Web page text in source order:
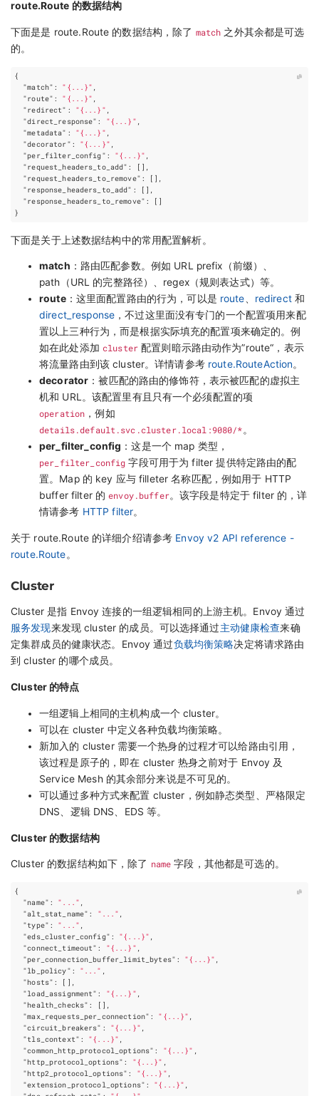
route.Route 的数据结构
下面是是 route.Route 的数据结构，除了 match 之外其余都是可选
的。
{
"match" : "{...}" ,
"route" : "{...}" ,
"redirect" : "{...}" ,
"direct_response" : "{...}" ,
"metadata" : "{...}" ,
"decorator" : "{...}" ,
"per_filter_config" : "{...}" ,
"request_headers_to_add" :
[],
"request_headers_to_remove" :
[],
"response_headers_to_add" :
[],
"response_headers_to_remove" :
[]
}
下面是关于上述数据结构中的常用配置解析。
match ：路由匹配参数。例如 URL prefix（前缀）、
path（URL 的完整路径）、regex（规则表达式）等。
route：这里面配置路由的行为，可以是 route、 redirect和
direct_response ，不过这里面没有专门的一个配置项用来配
置以上三种行为，而是根据实际填充的配置项来确定的。例
如在此处添加 cluster配置则暗示路由动作为”route“，表示
将流量路由到该 cluster。详情请参考 route.RouteAction。
decorator ：被匹配的路由的修饰符，表示被匹配的虚拟主
机和 URL。该配置里有且只有一个必须配置的项
operation ，例如
details.default.svc.cluster.local:9080/*。
per_filter_config ：这是一个 map 类型，
per_filter_config 字段可用于为 filter 提供特定路由的配
置。Map 的 key 应与 filleter 名称匹配，例如用于 HTTP
buffer filter 的envoy.buffer。该字段是特定于 filter 的，详
情请参考 HTTP filter。
关于 route.Route 的详细介绍请参考 Envoy v2 API reference -
route.Route。
Cluster
Cluster 是指 Envoy 连接的一组逻辑相同的上游主机。Envoy 通过
服务发现来发现 cluster 的成员。可以选择通过主动健康检查来确
定集群成员的健康状态。Envoy 通过负载均衡策略决定将请求路由
到 cluster 的哪个成员。
Cluster 的特点
一组逻辑上相同的主机构成一个 cluster。
可以在 cluster 中定义各种负载均衡策略。
新加入的 cluster 需要一个热身的过程才可以给路由引用，
该过程是原子的，即在 cluster 热身之前对于 Envoy 及
Service Mesh 的其余部分来说是不可见的。
可以通过多种方式来配置 cluster，例如静态类型、严格限定
DNS、逻辑 DNS、EDS 等。
Cluster 的数据结构
Cluster 的数据结构如下，除了 name 字段，其他都是可选的。
{
"name" : "..." ,
"alt_stat_name" : "..." ,
"type" : "..." ,
"eds_cluster_config" : "{...}" ,
"connect_timeout" : "{...}" ,
"per_connection_buffer_limit_bytes" : "{...}" ,
"lb_policy" : "..." ,
"hosts" :
[],
"load_assignment" : "{...}" ,
"health_checks" :
[],
"max_requests_per_connection" : "{...}" ,
"circuit_breakers" : "{...}" ,
"tls_context" : "{...}" ,
"common_http_protocol_options" : "{...}" ,
"http_protocol_options" : "{...}" ,
"http2_protocol_options" : "{...}" ,
"extension_protocol_options" : "{...}" ,